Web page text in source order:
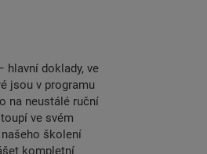
hlavní doklady, ve
jsou v programu
na neustálé ruční
ve svém
školení
kompletní